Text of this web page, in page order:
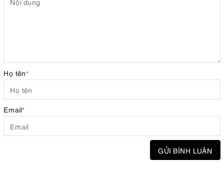
Họ tên*
Email*
GỬI BÌNH LUẬN